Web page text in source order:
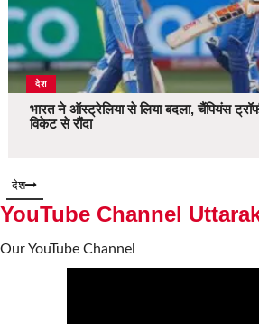
देश
भारत ने ऑस्ट्रेलिया से लिया बदला, चैंपियंस
विकेट से रौंदा
देश
YouTube Channel
Our YouTube Channel